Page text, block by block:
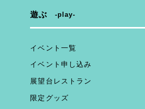
遊ぶ play
イベント一覧
イベント申し込み
展望台レストラン
限定グッズ